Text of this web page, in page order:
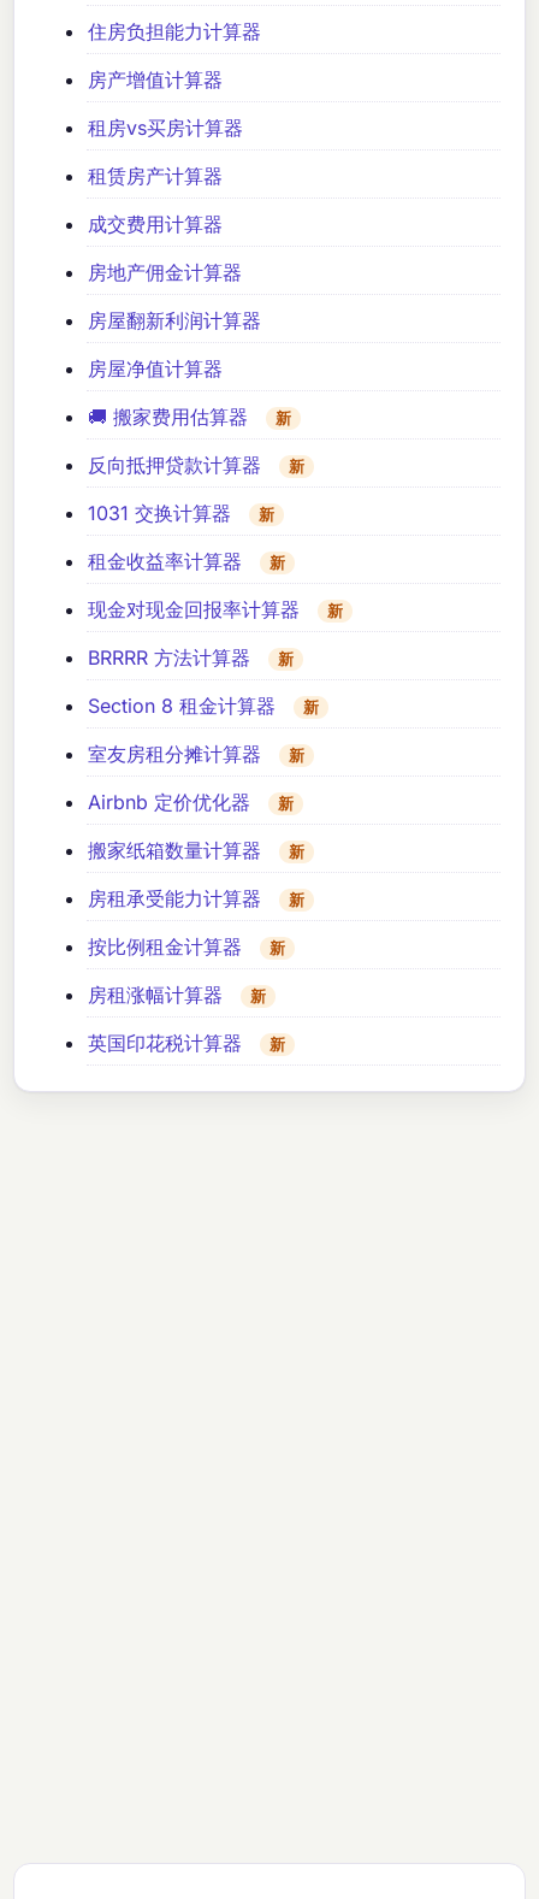
住房负担能力计算器
房产增值计算器
租房vs买房计算器
租赁房产计算器
成交费用计算器
房地产佣金计算器
房屋翻新利润计算器
房屋净值计算器
🚚 搬家费用估算器
新
反向抵押贷款计算器 新
1031 交换计算器 新
租金收益率计算器 新
现金对现金回报率计算器 新
BRRRR 方法计算器 新
Section 8 租金计算器 新
室友房租分摊计算器 新
Airbnb 定价优化器 新
搬家纸箱数量计算器 新
房租承受能力计算器 新
按比例租金计算器 新
房租涨幅计算器 新
英国印花税计算器 新